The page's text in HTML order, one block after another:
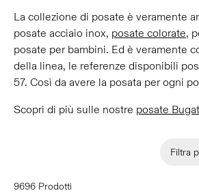
La collezione di posate è veramente
posate acciaio inox, posate colorate,
posate per bambini. Ed è veramente
della linea, le referenze disponibili
57. Così da avere la posata per ogni
Scopri di più sulle nostre posate
Filtra
9696 Prodotti